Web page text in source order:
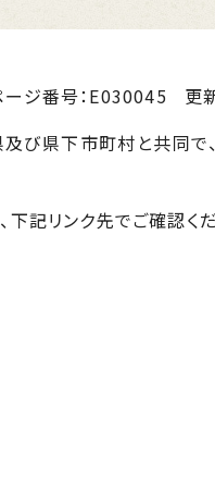
ージ番号：E030045 更
び県下市町村と共同で
記リンク先でご確認くだ